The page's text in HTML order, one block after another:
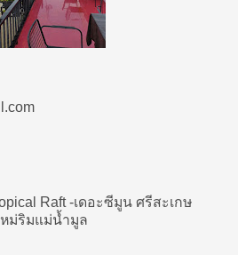
Raft -เดอะซีมูน ศรีสะเกษ
ม่ริมแม่น้ำมูล